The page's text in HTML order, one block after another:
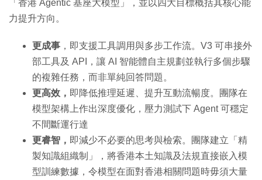
「香港 Agentic 基座大模型」，並以四大目標概括其核心能
力提升方向。
更成事 ，即支援工具調用與多步工作流。V3 可串接外
部工具及 API，讓 AI 智能體自主規劃並執行多個步驟
的複雜任務，而非單純回答問題。
更高效， 即降低推理延遲、提升互動流暢度。團隊在
模型架構上作出深度優化，壓力測試下 Agent 可穩定
不間斷運行達
更睿智， 即減少不必要的思考與檢索。團隊建立「精
製知識組織制」，將香港本土知識及法規直接嵌入模
型訓練數據，令模型在面對香港相關問題時毋須大量